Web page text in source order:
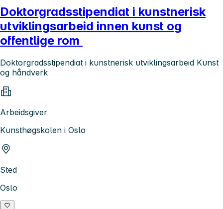
Doktorgradsstipendiat i kunstnerisk
utviklingsarbeid innen kunst og
offentlige rom
Doktorgradsstipendiat i kunstnerisk utviklingsarbeid Kunst
og håndverk
Arbeidsgiver
Kunsthøgskolen i Oslo
Sted
Oslo